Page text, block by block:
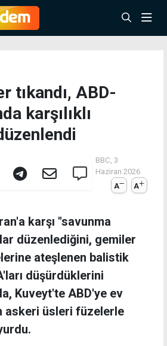
tıkandı, ABD-
karşılıklı
BBC, 3
Haziran 2026
A
A
karşı "savunma
düzenlediğini, gemiler
ateşlenen balistik
düşürdüklerini
Kuveyt'te ABD'ye ev
askeri üsleri füzelerle